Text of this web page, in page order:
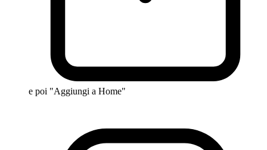
e poi "Aggiungi a Home"